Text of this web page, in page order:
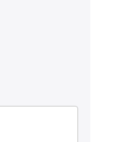
с вас!